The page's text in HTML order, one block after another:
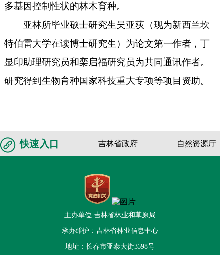
多基因控制性状的林木育种。
亚林所毕业硕士研究生吴亚荻（现为新西兰坎
特伯雷大学在读博士研究生）为论文第一作者，丁
显印助理研究员和栾启福研究员为共同通讯作者。
研究得到生物育种国家科技重大专项等项目资助。
快速入口 吉林省政府 自然资源厅
主办单位:吉林省林业和草原局
承办维护：吉林省林业信息中心
地址：长春市亚泰大街3698号